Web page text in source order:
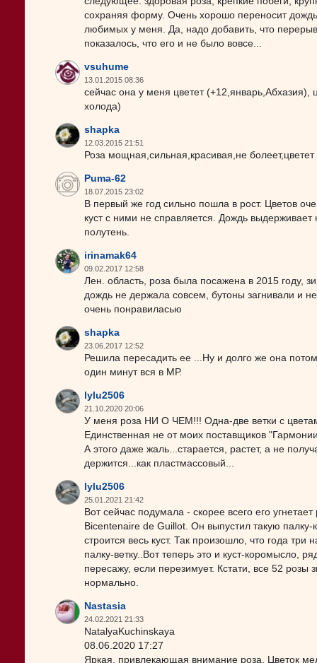
сохраняя форму. Очень хорошо переносит
любимых у меня. Да, надо добавить, что
показалось, что его и не было вовсе...
vsuhume
13.01.2015 08:36
сейчас она у меня цветет
холода)
shapka
12.03.2015 21:51
Роза мощная,сильная,красивая,не
Puma-62
18.07.2015 23:02
В первый же год сильно пошла в рост. Цветов
куст с ними не справляется. Дождь
полутень.
irinamak64
09.02.2017 12:58
Лен. область, роза была посажена в 2015 году,
дождь не держала совсем, бутоны загнивали и
очень понравиласью
shapka
23.06.2017 12:52
Решила пересадить ее ...Ну и долго же она
один минут вся в МР.
lylu2506
21.10.2020 20:06
У меня роза НИ О ЧЕМ!!! Одна-две ветки с
Единственная не от моих поставщиков
А этого даже жаль...старается, растет, а не
держится...как пластмассовый...
lylu2506
25.01.2021 21:42
Вот сейчас подумала - скорее всего его
Bicentenaire de Guillot. Он выпустил такую
строится весь куст. Так произошло, что года
палку-ветку..Вот теперь это и куст-коромысло,
пересажу, если перезимует. Кстати, все 52
нормально.
Nastasia
24.02.2021 21:33
NatalyaKuchinskaya
08.06.2020 17:27
Яркая, привлекающая внимание роза. Цветок